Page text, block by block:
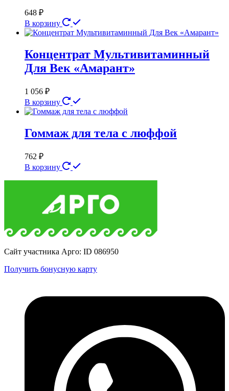
648 ₽
В корзину
Концентрат Мультивитаминный
Для Век «Амарант»
1 056 ₽
В корзину
Гоммаж для тела с люффой
762 ₽
В корзину
Сайт участника Арго: ID 086950
Получить бонусную карту